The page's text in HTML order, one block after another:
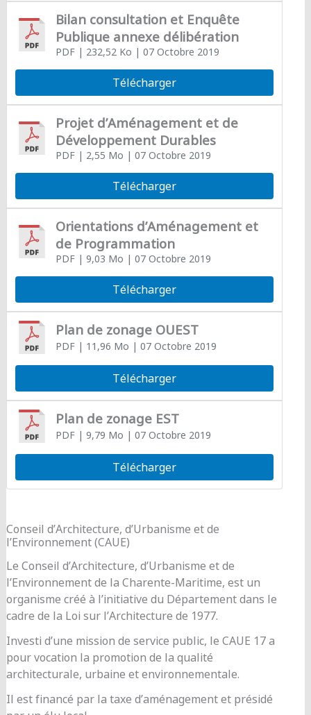
Bilan consultation et Enquête
Publique annexe délibération
PDF| 232,52 Ko | 07 Octobre 2019
Télécharger
Projet d’Aménagement et de
Développement Durables
PDF| 2,55 Mo | 07 Octobre 2019
Télécharger
Orientations d’Aménagement et
de Programmation
PDF| 9,03 Mo | 07 Octobre 2019
Télécharger
Plan de zonage OUEST
PDF| 11,96 Mo | 07 Octobre 2019
Télécharger
Plan de zonage EST
PDF| 9,79 Mo | 07 Octobre 2019
Télécharger
Conseil d’Architecture, d’Urbanisme et de
l’Environnement (CAUE)
Le Conseil d’Architecture, d’Urbanisme et de
l’Environnement de la Charente-Maritime, est un
organisme créé à l’initiative du Département dans le
cadre de la Loi sur l’Architecture de 1977.
Investi d’une mission de service public, le CAUE 17 a
pour vocation la promotion de la qualité
architecturale, urbaine et environnementale.
Il est financé par la taxe d’aménagement et présidé